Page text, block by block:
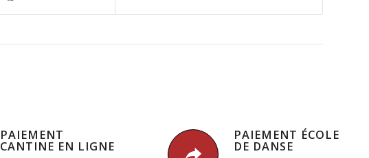
PAIEMENT
CANTINE EN LIGNE
PAIEMENT ÉCOLE
DE DANSE